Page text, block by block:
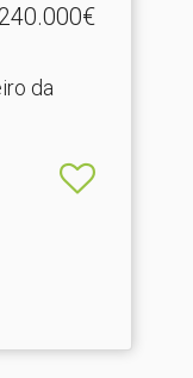
240.000€
da